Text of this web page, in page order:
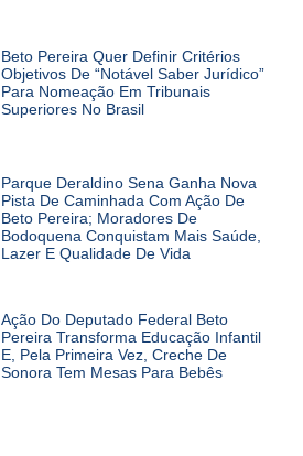
Beto Pereira Quer Definir Critérios
Objetivos De “notável Saber Jurídico”
Para Nomeação Em Tribunais
Superiores No Brasil
Parque Deraldino Sena Ganha Nova
Pista De Caminhada Com Ação De
Beto Pereira; Moradores De
Bodoquena Conquistam Mais Saúde,
Lazer E Qualidade De Vida
Ação Do Deputado Federal Beto
Pereira Transforma Educação Infantil
E, Pela Primeira Vez, Creche De
Sonora Tem Mesas Para Bebês